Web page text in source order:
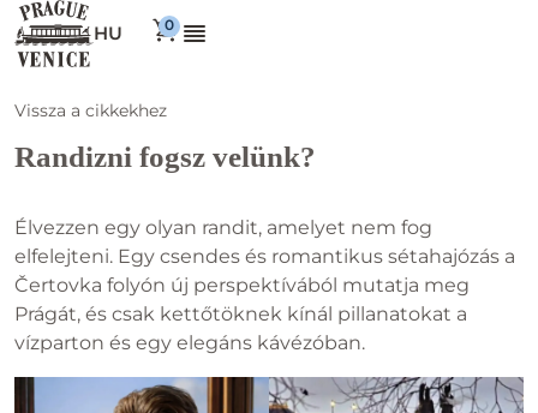
HU
Vissza a cikkekhez
Randizni fogsz velünk?
Élvezzen egy olyan randit, amelyet nem fog
elfelejteni. Egy csendes és romantikus sétahajózás a
Čertovka folyón új perspektívából mutatja meg
Prágát, és csak kettőtöknek kínál pillanatokat a
vízparton és egy elegáns kávézóban.